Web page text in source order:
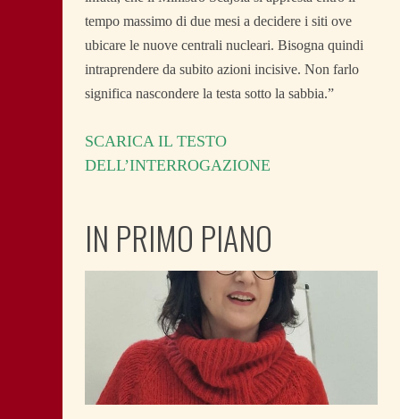
tempo massimo di due mesi a decidere i siti ove
ubicare le nuove centrali nucleari. Bisogna quindi
intraprendere da subito azioni incisive. Non farlo
significa nascondere la testa sotto la sabbia.”
SCARICA IL TESTO
DELL’INTERROGAZIONE
IN PRIMO PIANO